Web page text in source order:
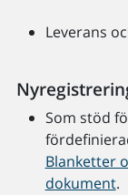
Leverans
Som stöd
Blanketter
dokument.